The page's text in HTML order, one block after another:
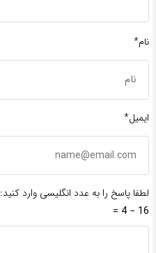
نام*
ایمیل*
لطفا پاسخ را به عدد انگلیسی وارد کنید:
16 − 4 =